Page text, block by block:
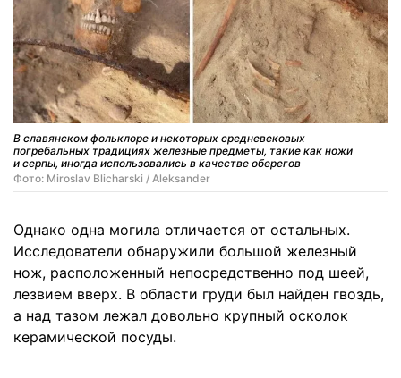
В славянском фольклоре и некоторых средневековых
погребальных традициях железные предметы, такие как ножи
и серпы, иногда использовались в качестве оберегов
Фото: Miroslav Blicharski / Aleksander
Однако одна могила отличается от остальных.
Исследователи обнаружили большой железный
нож, расположенный непосредственно под шеей,
лезвием вверх. В области груди был найден гвоздь,
а над тазом лежал довольно крупный осколок
керамической посуды.